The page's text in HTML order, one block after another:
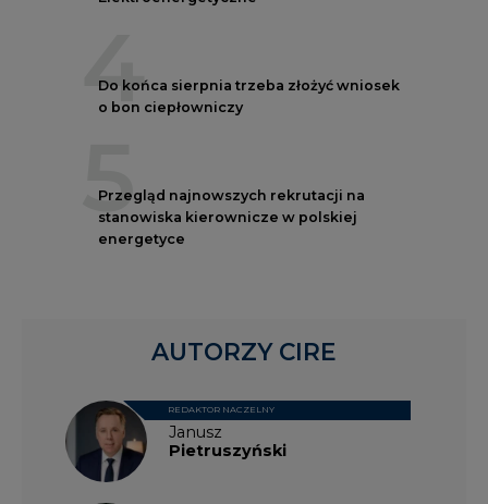
4
Do końca sierpnia trzeba złożyć wniosek
o bon ciepłowniczy
5
Przegląd najnowszych rekrutacji na
stanowiska kierownicze w polskiej
energetyce
Janusz
Pietruszyński
REDAKTOR NACZELNY
AUTORZY CIRE